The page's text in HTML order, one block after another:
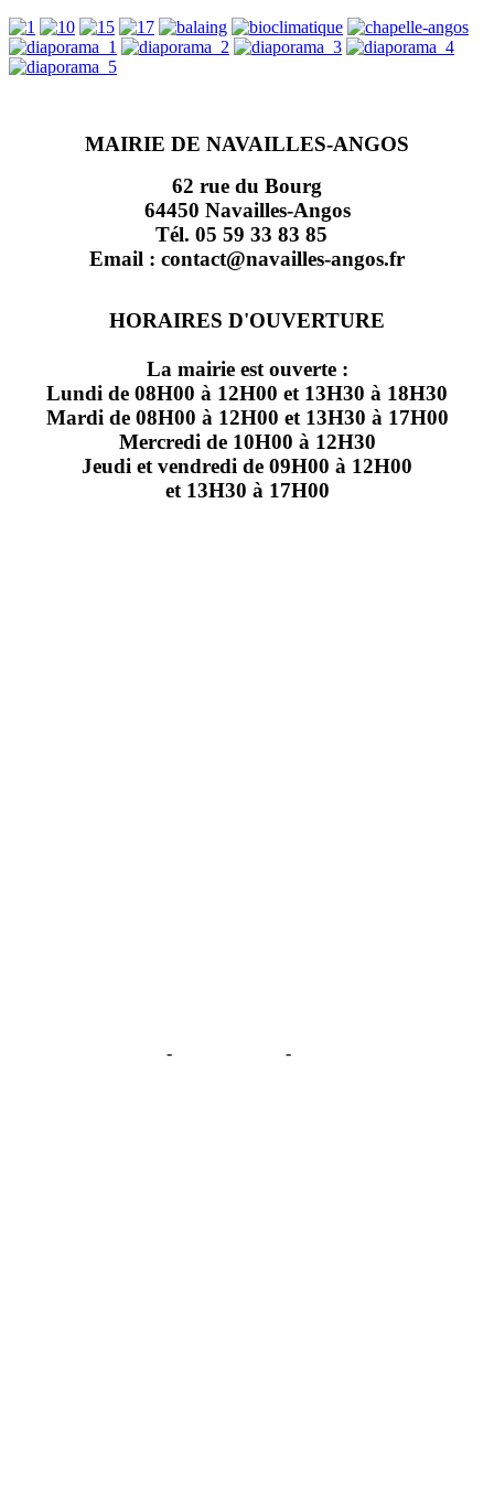
MAIRIE DE NAVAILLES-ANGOS
62 rue du Bourg
64450 Navailles-Angos
Tél. 05 59 33 83 85
Email : contact@navailles-angos.fr
HORAIRES D'OUVERTURE
La mairie est ouverte :
Lundi de 08H00 à 12H00 et 13H30 à 18H30
Mardi de 08H00 à 12H00 et 13H30 à 17H00
Mercredi de 10H00 à 12H30
Jeudi et vendredi de 09H00 à 12H00
et 13H30 à 17H00
- -